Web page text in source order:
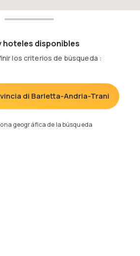
hoteles disponibles
los criterios de búsqueda :
di Barletta-Andria-Trani
geográfica de la búsqueda